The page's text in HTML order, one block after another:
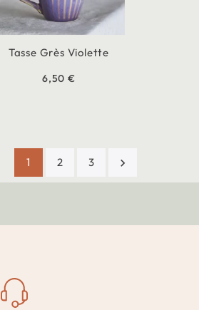
Tasse Grès Violette
6,50 €
1 2 3 